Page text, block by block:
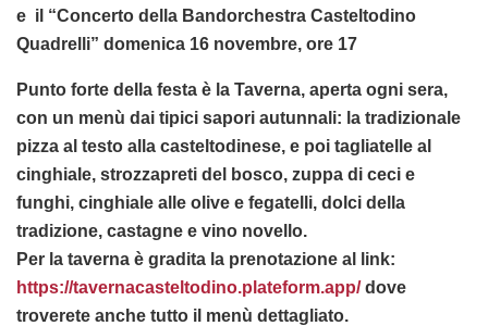
e il “Concerto della Bandorchestra Casteltodino
Quadrelli” domenica 16 novembre, ore 17
Punto forte della festa è la Taverna, aperta ogni sera,
con un menù dai tipici sapori autunnali: la tradizionale
pizza al testo alla casteltodinese, e poi tagliatelle al
cinghiale, strozzapreti del bosco, zuppa di ceci e
funghi, cinghiale alle olive e fegatelli, dolci della
tradizione, castagne e vino novello.
Per la taverna è gradita la prenotazione al link:
https://tavernacasteltodino.plateform.app/dove
troverete anche tutto il menù dettagliato.